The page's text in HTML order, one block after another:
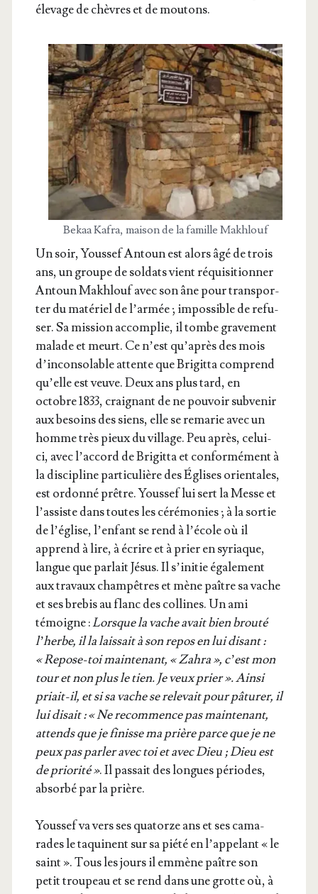
éle­vage de chèvres et de moutons.
Bekaa Kafra, mai­son de la famille Makhlouf
Un soir, Yous­sef Antoun est alors âgé de trois
ans, un groupe de sol­dats vient réqui­si­tion­ner
Antoun Makh­louf avec son âne pour trans­por­
ter du maté­riel de l’ar­mée ; impos­sible de refu­
ser. Sa mis­sion accom­plie, il tombe gra­ve­ment
malade et meurt. Ce n’est qu’a­près des mois
d’in­con­so­lable attente que Bri­git­ta com­prend
qu’elle est veuve. Deux ans plus tard, en
octobre 1833, crai­gnant de ne pou­voir sub­ve­nir
aux besoins des siens, elle se rema­rie avec un
homme très pieux du vil­lage. Peu après, celui-
ci, avec l’ac­cord de Bri­git­ta et confor­mé­ment à
la dis­ci­pline par­ti­cu­lière des Églises orien­tales,
est ordon­né prêtre. Yous­sef lui sert la Messe et
l’as­siste dans toutes les céré­mo­nies ; à la sor­tie
de l’é­glise, l’en­fant se rend à l’é­cole où il
apprend à lire, à écrire et à prier en syriaque,
langue que par­lait Jésus. Il s’i­ni­tie éga­le­ment
aux tra­vaux cham­pêtres et mène paître sa vache
et ses bre­bis au flanc des col­lines. Un ami
témoigne :Lorsque la vache avait bien brou­té
l’herbe, il la lais­sait à son repos en lui disant :
« Repose-toi main­te­nant, « Zah­ra », c’est mon
tour et non plus le tien. Je veux prier ». Ain­si
priait-il, et si sa vache se rele­vait pour pâtu­rer, il
lui disait : « Ne recom­mence pas main­te­nant,
attends que je finisse ma prière parce que je ne
peux pas par­ler avec toi et avec Dieu ; Dieu est
de prio­ri­té ». Il pas­sait des longues périodes,
absor­bé par la prière.
Yous­sef va vers ses qua­torze ans et ses cama­
rades le taquinent sur sa pié­té en l’ap­pe­lant « le
saint ». Tous les jours il emmène paître son
petit trou­peau et se rend dans une grotte où, à